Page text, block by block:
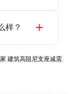
现货充足，
：衡水高新
样？
经验，国标
支座，资
、供货、安
建筑高阻尼支座减震